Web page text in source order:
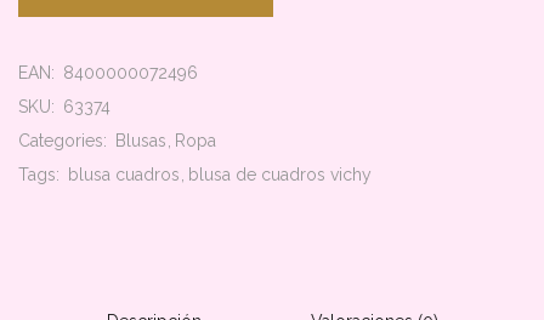
EAN: 8400000072496
SKU: 63374
Categories:
Blusas
Ropa
Tags:
blusa cuadros blusa de cuadros vichy